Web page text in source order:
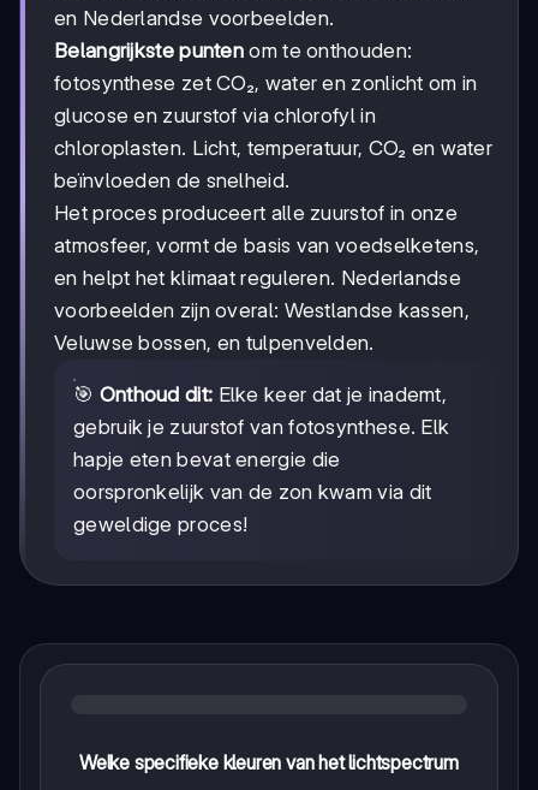
en Nederlandse voorbeelden.
Belangrijkste punten om te onthouden:
fotosynthese zet CO₂, water en zonlicht om in
glucose en zuurstof via chlorofyl in
chloroplasten. Licht, temperatuur, CO₂ en water
beïnvloeden de snelheid.
Het proces produceert alle zuurstof in onze
atmosfeer, vormt de basis van voedselketens,
en helpt het klimaat reguleren. Nederlandse
voorbeelden zijn overal: Westlandse kassen,
Veluwse bossen, en tulpenvelden.
🎯 Onthoud dit: Elke keer dat je inademt,
gebruik je zuurstof van fotosynthese. Elk
hapje eten bevat energie die
oorspronkelijk van de zon kwam via dit
geweldige proces!
Welke specifieke kleuren van het lichtspectrum